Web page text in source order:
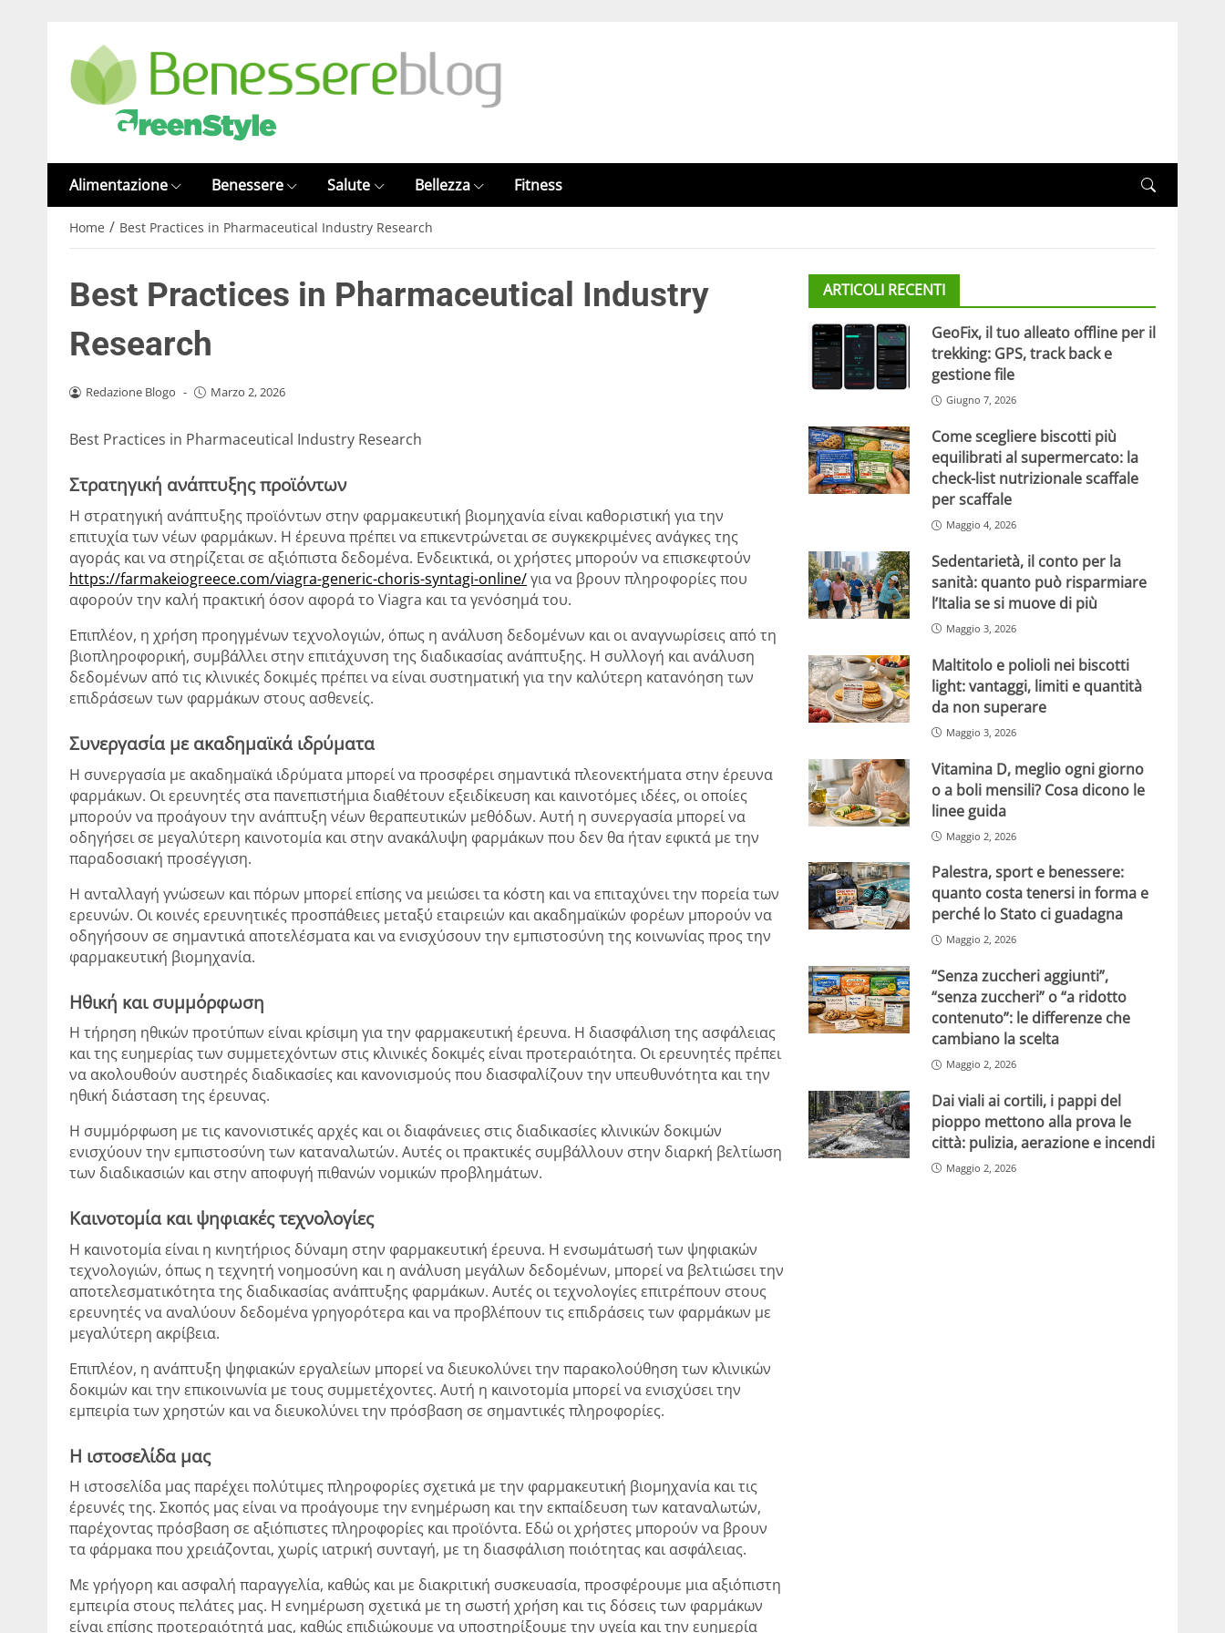
Alimentazione Benessere Salute Bellezza Fitness
Home / Best Practices in Pharmaceutical Industry Research
Best Practices in Pharmaceutical Industry
Research
Redazione Blogo - Marzo 2, 2026
Best Practices in Pharmaceutical Industry Research
Στρατηγική ανάπτυξης προϊόντων
Η στρατηγική ανάπτυξης προϊόντων στην φαρμακευτική βιομηχανία είναι καθοριστική για την
επιτυχία των νέων φαρμάκων. Η έρευνα πρέπει να επικεντρώνεται σε συγκεκριμένες ανάγκες της
αγοράς και να στηρίζεται σε αξιόπιστα δεδομένα. Ενδεικτικά, οι χρήστες μπορούν να επισκεφτούν
https://farmakeiogreece.com/viagra-generic-choris-syntagi-online/για να βρουν πληροφορίες που
αφορούν την καλή πρακτική όσον αφορά το Viagra και τα γενόσημά του.
Επιπλέον, η χρήση προηγμένων τεχνολογιών, όπως η ανάλυση δεδομένων και οι αναγνωρίσεις από τη
βιοπληροφορική, συμβάλλει στην επιτάχυνση της διαδικασίας ανάπτυξης. Η συλλογή και ανάλυση
δεδομένων από τις κλινικές δοκιμές πρέπει να είναι συστηματική για την καλύτερη κατανόηση των
επιδράσεων των φαρμάκων στους ασθενείς.
Συνεργασία με ακαδημαϊκά ιδρύματα
Η συνεργασία με ακαδημαϊκά ιδρύματα μπορεί να προσφέρει σημαντικά πλεονεκτήματα στην έρευνα
φαρμάκων. Οι ερευνητές στα πανεπιστήμια διαθέτουν εξειδίκευση και καινοτόμες ιδέες, οι οποίες
μπορούν να προάγουν την ανάπτυξη νέων θεραπευτικών μεθόδων. Αυτή η συνεργασία μπορεί να
οδηγήσει σε μεγαλύτερη καινοτομία και στην ανακάλυψη φαρμάκων που δεν θα ήταν εφικτά με την
παραδοσιακή προσέγγιση.
Η ανταλλαγή γνώσεων και πόρων μπορεί επίσης να μειώσει τα κόστη και να επιταχύνει την πορεία των
ερευνών. Οι κοινές ερευνητικές προσπάθειες μεταξύ εταιρειών και ακαδημαϊκών φορέων μπορούν να
οδηγήσουν σε σημαντικά αποτελέσματα και να ενισχύσουν την εμπιστοσύνη της κοινωνίας προς την
φαρμακευτική βιομηχανία.
Ηθική και συμμόρφωση
Η τήρηση ηθικών προτύπων είναι κρίσιμη για την φαρμακευτική έρευνα. Η διασφάλιση της ασφάλειας
και της ευημερίας των συμμετεχόντων στις κλινικές δοκιμές είναι προτεραιότητα. Οι ερευνητές πρέπει
να ακολουθούν αυστηρές διαδικασίες και κανονισμούς που διασφαλίζουν την υπευθυνότητα και την
ηθική διάσταση της έρευνας.
Η συμμόρφωση με τις κανονιστικές αρχές και οι διαφάνειες στις διαδικασίες κλινικών δοκιμών
ενισχύουν την εμπιστοσύνη των καταναλωτών. Αυτές οι πρακτικές συμβάλλουν στην διαρκή βελτίωση
των διαδικασιών και στην αποφυγή πιθανών νομικών προβλημάτων.
Καινοτομία και ψηφιακές τεχνολογίες
Η καινοτομία είναι η κινητήριος δύναμη στην φαρμακευτική έρευνα. Η ενσωμάτωσή των ψηφιακών
τεχνολογιών, όπως η τεχνητή νοημοσύνη και η ανάλυση μεγάλων δεδομένων, μπορεί να βελτιώσει την
αποτελεσματικότητα της διαδικασίας ανάπτυξης φαρμάκων. Αυτές οι τεχνολογίες επιτρέπουν στους
ερευνητές να αναλύουν δεδομένα γρηγορότερα και να προβλέπουν τις επιδράσεις των φαρμάκων με
μεγαλύτερη ακρίβεια.
Επιπλέον, η ανάπτυξη ψηφιακών εργαλείων μπορεί να διευκολύνει την παρακολούθηση των κλινικών
δοκιμών και την επικοινωνία με τους συμμετέχοντες. Αυτή η καινοτομία μπορεί να ενισχύσει την
εμπειρία των χρηστών και να διευκολύνει την πρόσβαση σε σημαντικές πληροφορίες.
Η ιστοσελίδα μας
Η ιστοσελίδα μας παρέχει πολύτιμες πληροφορίες σχετικά με την φαρμακευτική βιομηχανία και τις
έρευνές της. Σκοπός μας είναι να προάγουμε την ενημέρωση και την εκπαίδευση των καταναλωτών,
παρέχοντας πρόσβαση σε αξιόπιστες πληροφορίες και προϊόντα. Εδώ οι χρήστες μπορούν να βρουν
τα φάρμακα που χρειάζονται, χωρίς ιατρική συνταγή, με τη διασφάλιση ποιότητας και ασφάλειας.
Με γρήγορη και ασφαλή παραγγελία, καθώς και με διακριτική συσκευασία, προσφέρουμε μια αξιόπιστη
εμπειρία στους πελάτες μας. Η ενημέρωση σχετικά με τη σωστή χρήση και τις δόσεις των φαρμάκων
είναι επίσης προτεραιότητά μας, καθώς επιδιώκουμε να υποστηρίξουμε την υγεία και την ευημερία
ARTICOLI RECENTI
GeoFix, il tuo alleato offline per il
trekking: GPS, track back e
gestione file
Giugno 7, 2026
Come scegliere biscotti più
equilibrati al supermercato: la
check-list nutrizionale scaffale
per scaffale
Maggio 4, 2026
Sedentarietà, il conto per la
sanità: quanto può risparmiare
l’Italia se si muove di più
Maggio 3, 2026
Maltitolo e polioli nei biscotti
light: vantaggi, limiti e quantità
da non superare
Maggio 3, 2026
Vitamina D, meglio ogni giorno
o a boli mensili? Cosa dicono le
linee guida
Maggio 2, 2026
Palestra, sport e benessere:
quanto costa tenersi in forma e
perché lo Stato ci guadagna
Maggio 2, 2026
“Senza zuccheri aggiunti”,
“senza zuccheri” o “a ridotto
contenuto”: le differenze che
cambiano la scelta
Maggio 2, 2026
Dai viali ai cortili, i pappi del
pioppo mettono alla prova le
città: pulizia, aerazione e incendi
Maggio 2, 2026